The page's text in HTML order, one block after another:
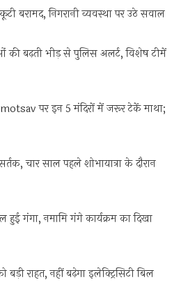
बरामद, निगरानी व्यवस्था पर उठे सवाल
की बढ़ती भीड़ से पुलिस अलर्ट, विशेष टीमें
पर इन 5 मंदिरों में जरूर टेकें माथा;
चार साल पहले शोभायात्रा के दौरान
हुई गंगा, नमामि गंगे कार्यक्रम का दिखा
राहत, नहीं बढ़ेगा इलेक्ट्रिसिटी बिल